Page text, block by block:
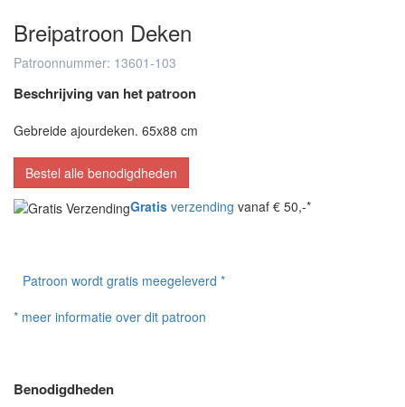
Breipatroon Deken
Patroonnummer: 13601-103
Beschrijving van het patroon
Gebreide ajourdeken. 65x88 cm
Bestel alle benodigdheden
Gratis verzending vanaf € 50,-*
Patroon wordt gratis meegeleverd *
* meer informatie over dit patroon
Benodigdheden